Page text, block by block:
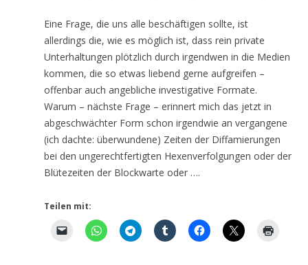
Eine Frage, die uns alle beschäftigen sollte, ist
allerdings die, wie es möglich ist, dass rein private
Unterhaltungen plötzlich durch irgendwen in die Medien
kommen, die so etwas liebend gerne aufgreifen –
offenbar auch angebliche investigative Formate.
Warum – nächste Frage – erinnert mich das jetzt in
abgeschwächter Form schon irgendwie an vergangene
(ich dachte: überwundene) Zeiten der Diffamierungen
bei den ungerechtfertigten Hexenverfolgungen oder der
Blütezeiten der Blockwarte oder ….
Teilen mit: